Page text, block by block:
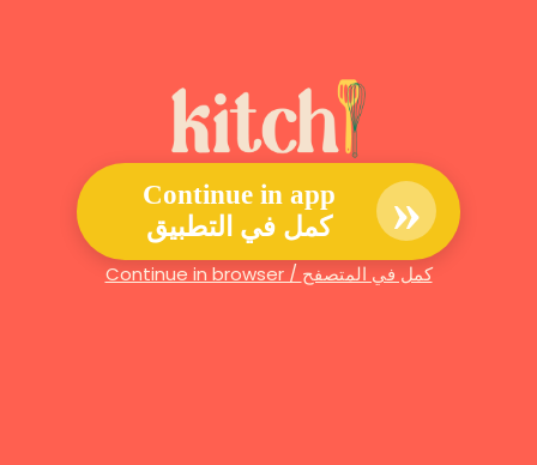
Continue in app
كمل في التطبيق
»
Continue in browser / كمل في المتصفح